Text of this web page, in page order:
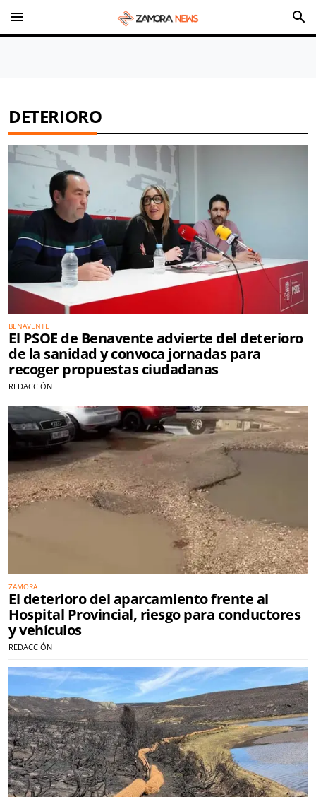
menu search
DETERIORO
BENAVENTE
El PSOE de Benavente advierte del deterioro
de la sanidad y convoca jornadas para
recoger propuestas ciudadanas
REDACCIÓN
ZAMORA
El deterioro del aparcamiento frente al
Hospital Provincial, riesgo para conductores
y vehículos
REDACCIÓN